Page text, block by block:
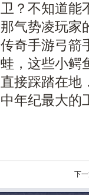
？不知道能
气势凌玩家
奇手游弓箭
，这些小鳄
接踩踏在地
年纪最大的
下